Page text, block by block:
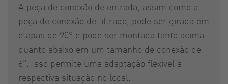
A peça de conexão de entrada, assim como a
peça de conexão de filtrado, pode ser girada em
etapas de 90° e pode ser montada tanto acima
quanto abaixo em um tamanho de conexão de
6". Isso permite uma adaptação flexível à
respectiva situação no local.